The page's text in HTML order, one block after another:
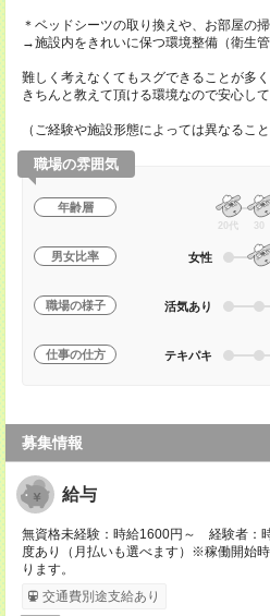
＊ベッドシーツの取り換えや、お部屋の
→施設内をきれいに保つ環境整備（衛生管
難しく考えなくてもスグできることが多く
きちんと教えて頂ける環境なので安心し
（ご経験や施設形態によっては異なるこ
職場の雰囲気
年齢層
20代 30
男女比率 女性
職場の様子 活気あり
仕事の仕方 テキパキ
募集情報
給与
無資格未経験：時給1600円～ 経験者：
度あり（月払いも選べます）※稼働開始
ります。
交通費別途支給あり